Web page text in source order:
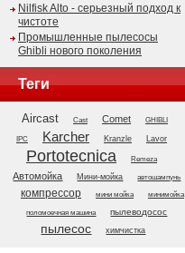
Nilfisk Alto - серьезный подход к
чистоте
Промышленные пылесосы
Ghibli нового поколения
Теги
Aircast Cast Comet GHIBLI
IPC Karcher Kranzle Lavor
Portotecnica Remeza
Автомойка Мини-мойка автошампунь
компрессор мини мойка минимойка
поломоечная машина пылеводосос
пылесос химчистка